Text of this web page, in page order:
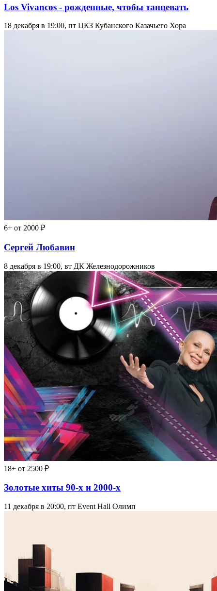
Los Vivancos - рожденные, чтобы танцевать
18 декабря в 19:00, пт ЦКЗ Кубанского Казачьего Хора
6+ от 2000 ₽
Сергей Любавин
8 декабря в 19:00, вт ДК Железнодорожников
18+ от 2500 ₽
Золотые хиты 90-х и 2000-х
11 декабря в 20:00, пт Event Hall Олимп